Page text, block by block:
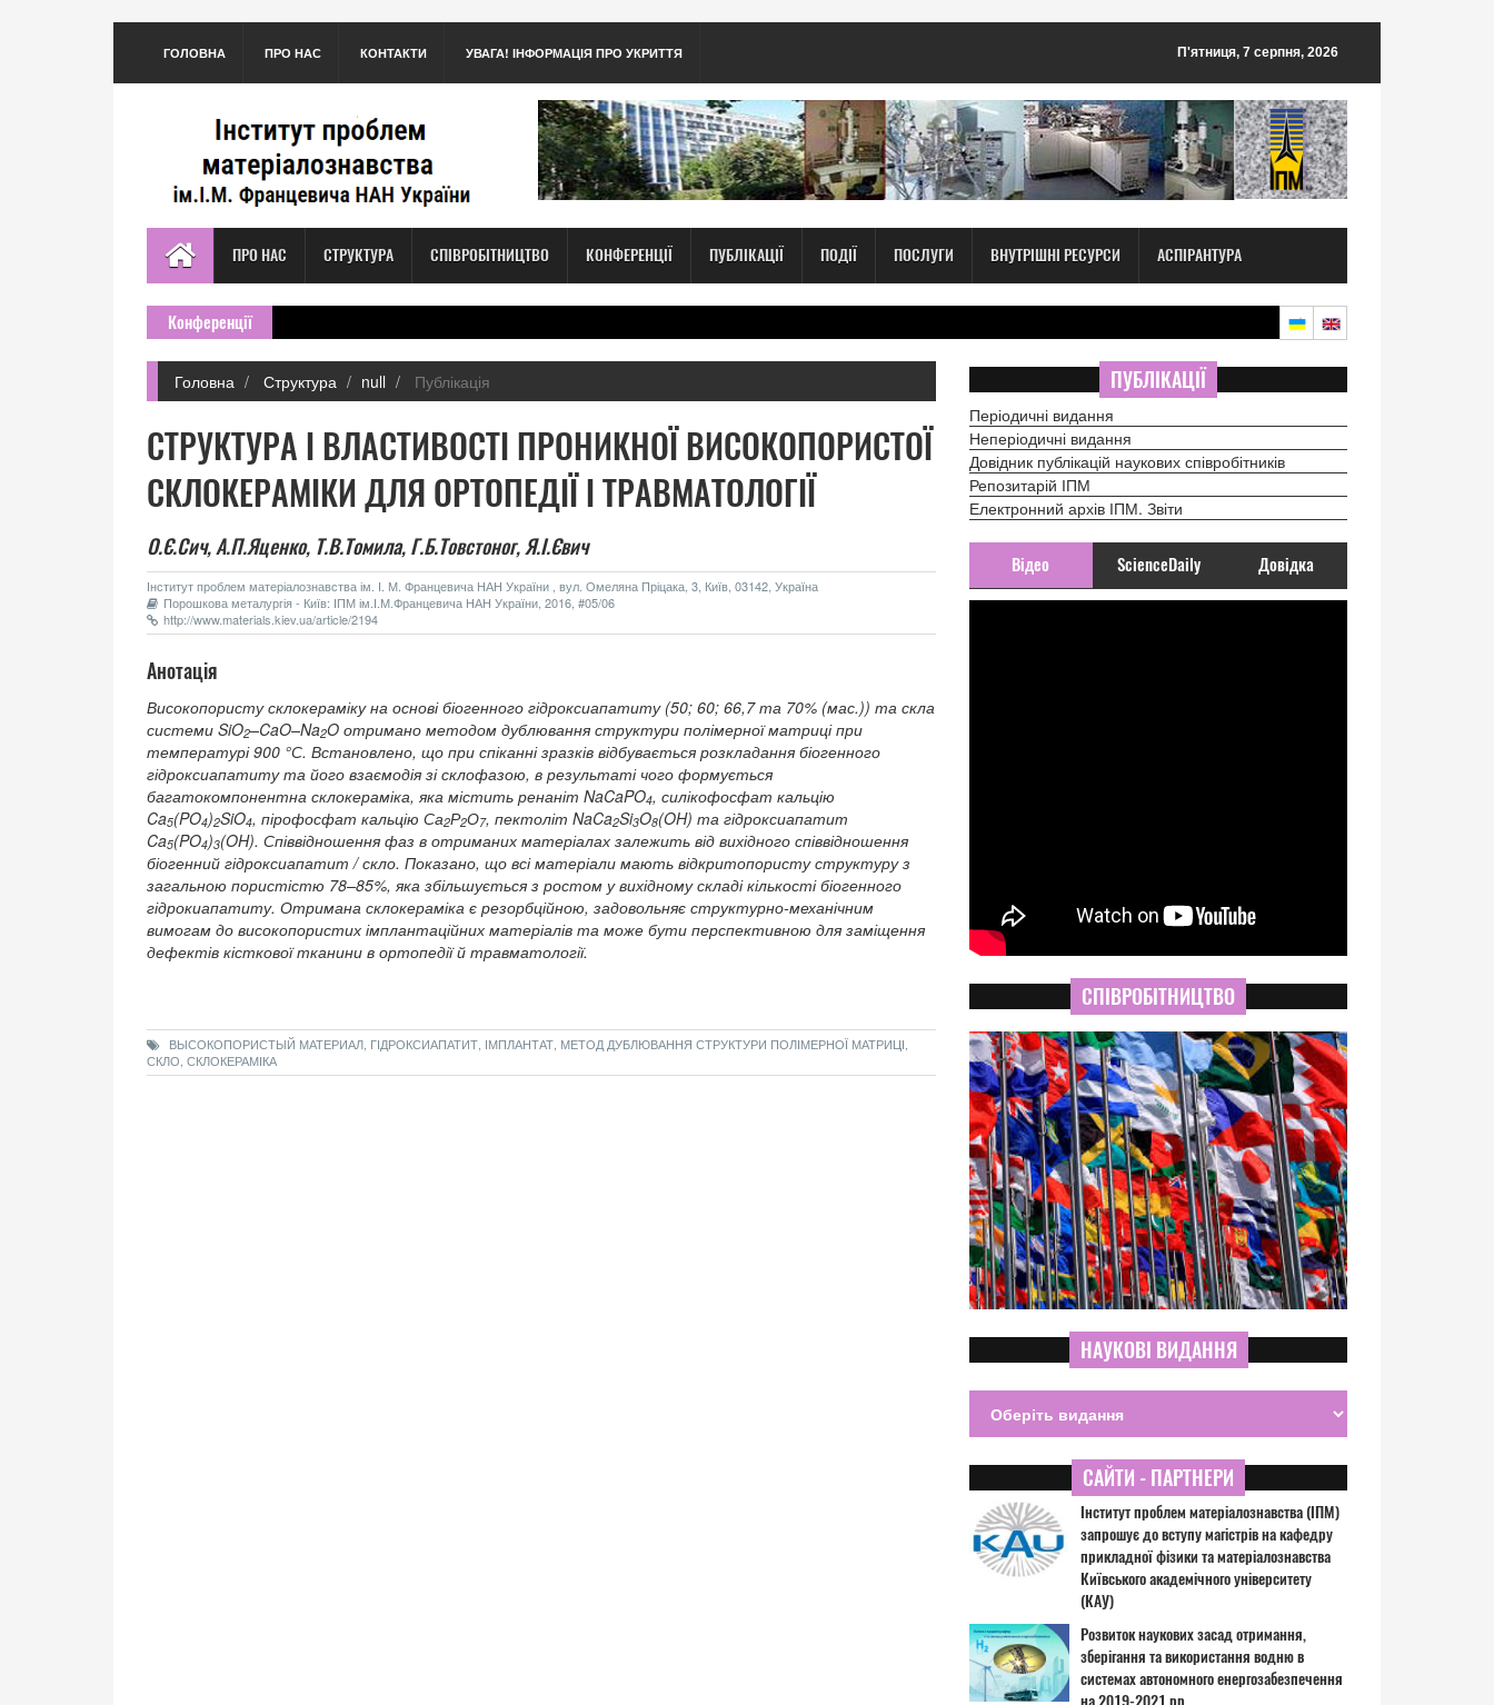
ГОЛОВНА ПРО НАС КОНТАКТИ УВАГА! ІНФОРМАЦІЯ ПРО УКРИТТЯ П'ятниця, 7 серпня, 2026
ПРО НАС СТРУКТУРА СПІВРОБІТНИЦТВО КОНФЕРЕНЦІЇ ПУБЛІКАЦІЇ ПОДІЇ ПОСЛУГИ ВНУТРІШНІ РЕСУРСИ АСПІРАНТУРА
Конференції
Головна Структура null Публікація
СТРУКТУРА І ВЛАСТИВОСТІ ПРОНИКНОЇ ВИСОКОПОРИСТОЇ
СКЛОКЕРАМІКИ ДЛЯ ОРТОПЕДІЇ І ТРАВМАТОЛОГІЇ
О.Є.Сич, А.П.Яценко, Т.В.Томила, Г.Б.Товстоног, Я.І.Євич
Інститут проблем матеріалознавства ім. І. М. Францевича НАН України , вул. Омеляна Пріцака, 3, Київ, 03142, Україна
Порошкова металургія - Київ: ІПМ ім.І.М.Францевича НАН України, 2016, #05/06
http://www.materials.kiev.ua/article/2194
Анотація
Високопористу склокераміку на основі біогенного гідроксиапатиту (50; 60; 66,7 та 70% (мас.)) та скла
системи SiO2–CaO–Na2O отримано методом дублювання структури полімерної матриці при
температурі 900 °С. Встановлено, що при спіканні зразків відбувається розкладання біогенного
гідроксиапатиту та його взаємодія зі склофазою, в результаті чого формується
багатокомпонентна склокераміка, яка містить ренаніт NaCaPO4, силікофосфат кальцію
Ca5(PO4)2SiO4, пірофосфат кальцію Са2Р2О7, пектоліт NaCa2Si3O8(OH) та гідроксиапатит
Ca5(PO4)3(OH). Співвідношення фаз в отриманих матеріалах залежить від вихідного співвідношення
біогенний гідроксиапатит / скло. Показано, що всі матеріали мають відкритопористу структуру з
загальною пористістю 78–85%, яка збільшується з ростом у вихідному складі кількості біогенного
гідрокиапатиту. Отримана склокераміка є резорбційною, задовольняє структурно-механічним
вимогам до високопористих імплантаційних матеріалів та може бути перспективною для заміщення
дефектів кісткової тканини в ортопедії й травматології.
ВЫСОКОПОРИСТЫЙ МАТЕРИАЛ, ГІДРОКСИАПАТИТ, ІМПЛАНТАТ, МЕТОД ДУБЛЮВАННЯ СТРУКТУРИ ПОЛІМЕРНОЇ МАТРИЦІ,
СКЛО, СКЛОКЕРАМІКА
ПУБЛІКАЦІЇ
Періодичні видання
Неперіодичні видання
Довідник публікацій наукових співробітників
Репозитарій ІПМ
Електронний архів ІПМ. Звіти
Відео ScienceDaily Довідка
СПІВРОБІТНИЦТВО
НАУКОВІ ВИДАННЯ
САЙТИ - ПАРТНЕРИ
Інститут проблем матеріалознавства (ІПМ)
запрошує до вступу магістрів на кафедру
прикладної фізики та матеріалознавства
Київського академічного університету
(КАУ)
Розвиток наукових засад отримання,
зберігання та використання водню в
системах автономного енергозабезпечення